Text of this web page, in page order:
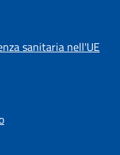
sanitaria nell'UE